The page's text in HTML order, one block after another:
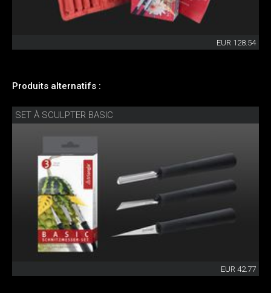
EUR 128.54
Produits alternatifs :
SET À SCULPTER BASIC
EUR 42.77